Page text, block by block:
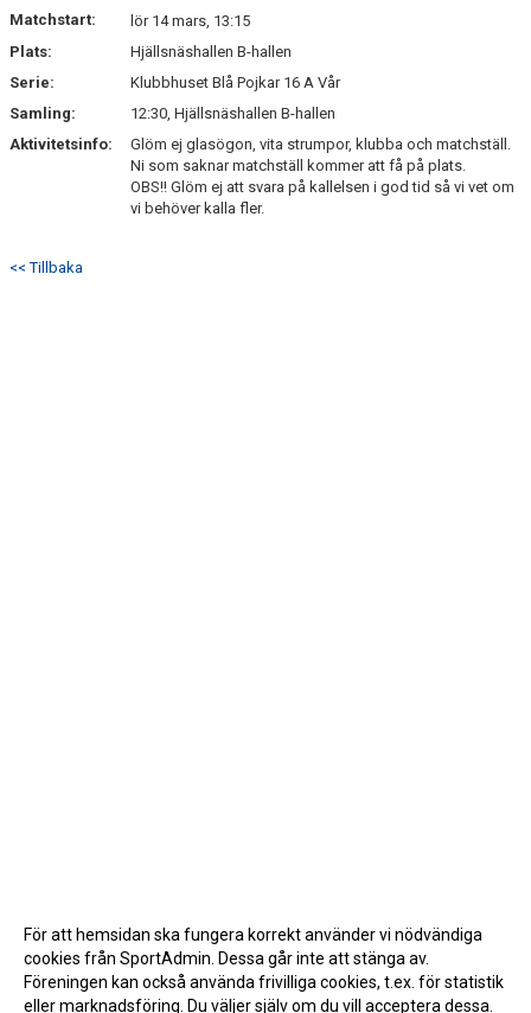
Matchstart:
lör 14 mars, 13:15
Plats:
Hjällsnäshallen B-hallen
Serie:
Klubbhuset Blå Pojkar 16 A Vår
Samling:
12:30, Hjällsnäshallen B-hallen
Aktivitetsinfo:
Glöm ej glasögon, vita strumpor, klubba och matchställ.
Ni som saknar matchställ kommer att få på plats.
OBS!! Glöm ej att svara på kallelsen i god tid så vi vet om
vi behöver kalla fler.
<< Tillbaka
För att hemsidan ska fungera korrekt använder vi nödvändiga
cookies från SportAdmin. Dessa går inte att stänga av.
Föreningen kan också använda frivilliga cookies, t.ex. för statistik
eller marknadsföring. Du väljer själv om du vill acceptera dessa.